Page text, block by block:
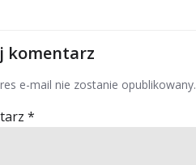
komentarz
e-mail nie zostanie opublikowany.
*